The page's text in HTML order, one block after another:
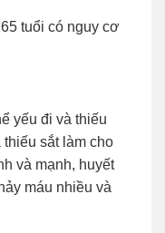
tuổi có nguy cơ
yếu đi và thiếu
sắt làm cho
và mạnh, huyết
máu nhiều và